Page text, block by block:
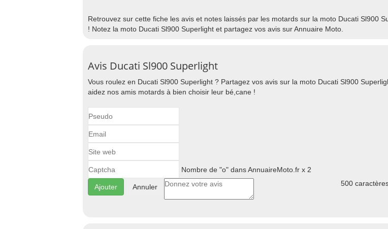
Retrouvez sur cette fiche les avis et notes laissés par les motards sur la moto Ducati Sl900
! Notez la moto Ducati Sl900 Superlight et partagez vos avis sur Annuaire Moto.
Avis Ducati Sl900 Superlight
Vous roulez en Ducati Sl900 Superlight ? Partagez vos avis sur la moto Ducati Sl900
aidez nos amis motards à bien choisir leur bé,cane !
Nombre de "o" dans AnnuaireMoto.fr x 2
Annuler 500